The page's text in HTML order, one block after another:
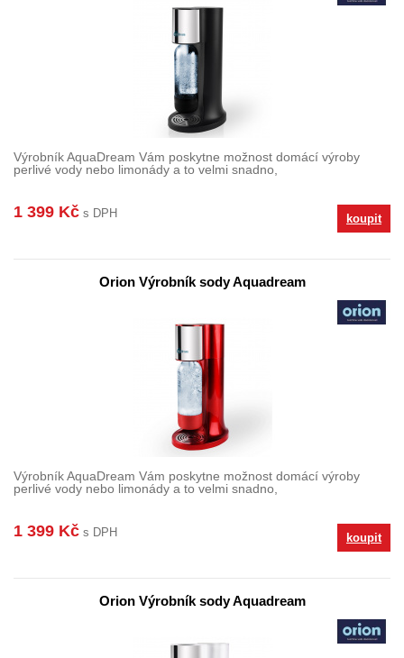
Výrobník AquaDream Vám poskytne možnost domácí výroby
perlivé vody nebo limonády a to velmi snadno,
1 399 Kč s DPH koupit
Orion Výrobník sody Aquadream
Výrobník AquaDream Vám poskytne možnost domácí výroby
perlivé vody nebo limonády a to velmi snadno,
1 399 Kč s DPH koupit
Orion Výrobník sody Aquadream